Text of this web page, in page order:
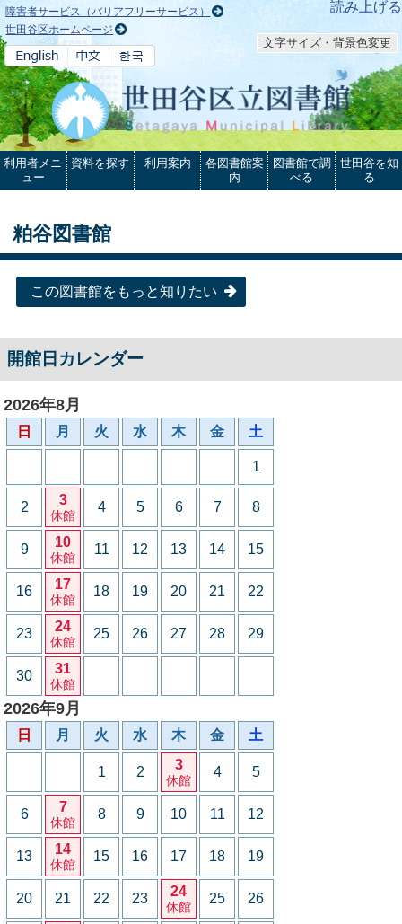
本文へ 読み上げる
障害者サービス（バリアフリーサービス）
世田谷区ホームページ
文字サイズ・背景色変更
利用者メニ
ュー
資料を探す 利用案内
各図書館案
内
図書館で調
べる
世田谷を知
る
粕谷図書館
この図書館をもっと知りたい
開館日カレンダー
2026年8月
日 月 火 水 木 金 土
1
2 3
休館
4 5 6 7 8
9 10
休館
11 12 13 14 15
16 17
休館
18 19 20 21 22
23 24
休館
25 26 27 28 29
30 31
休館
2026年9月
日 月 火 水 木 金 土
1 2 3
休館
4 5
6 7
休館
8 9 10 11 12
13 14
休館
15 16 17 18 19
20 21 22 23 24
休館
25 26